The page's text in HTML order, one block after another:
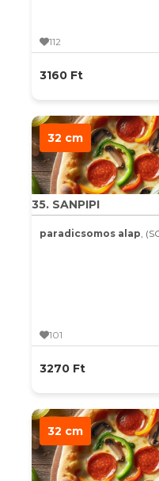
112
3160 Ft
32 cm
35. SANPIPI
paradicsomos alap,
101
3270 Ft
32 cm